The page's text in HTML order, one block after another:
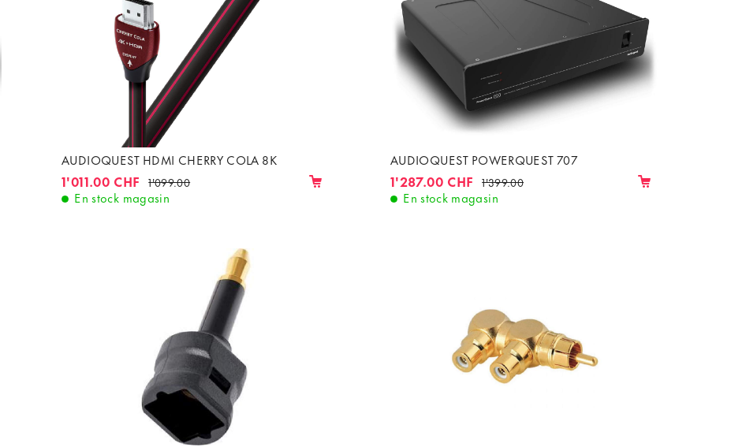
AUDIOQUEST HDMI CHERRY COLA 8K
1'011.00 CHF 1'099.00
En stock magasin
AUDIOQUEST POWERQUEST 707
1'287.00 CHF 1'399.00
En stock magasin